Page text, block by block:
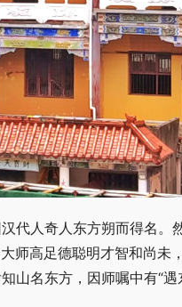
代人奇人东方朔而得名。
师高足德聪明才智和尚未
山名东方，因师嘱中有“